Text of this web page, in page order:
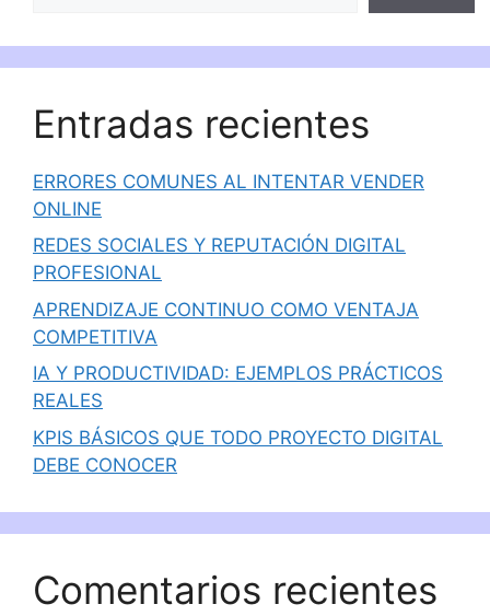
Entradas recientes
ERRORES COMUNES AL INTENTAR VENDER
ONLINE
REDES SOCIALES Y REPUTACIÓN DIGITAL
PROFESIONAL
APRENDIZAJE CONTINUO COMO VENTAJA
COMPETITIVA
IA Y PRODUCTIVIDAD: EJEMPLOS PRÁCTICOS
REALES
KPIS BÁSICOS QUE TODO PROYECTO DIGITAL
DEBE CONOCER
Comentarios recientes